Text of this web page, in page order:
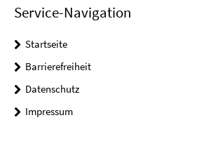
Service-Navigation
Startseite
Barrierefreiheit
Datenschutz
Impressum